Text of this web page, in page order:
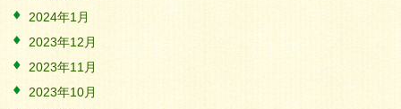
2024年1月
2023年12月
2023年11月
2023年10月